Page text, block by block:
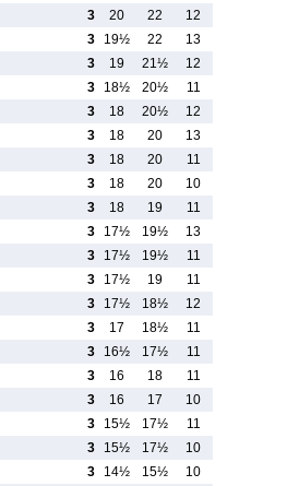
3 20 22
12
3 19½ 22
13
3 19 21½
12
3 18½ 20½
11
3 18 20½
12
3 18 20
13
3 18 20
11
3 18 20
10
3 18 19
11
3 17½ 19½
13
3 17½ 19½
11
3 17½ 19
11
3 17½ 18½
12
3 17 18½
11
3 16½ 17½
11
3 16 18
11
3 16 17
10
3 15½ 17½
11
3 15½ 17½
10
3 14½ 15½
10